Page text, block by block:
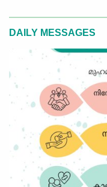
DAILY MESSAGES